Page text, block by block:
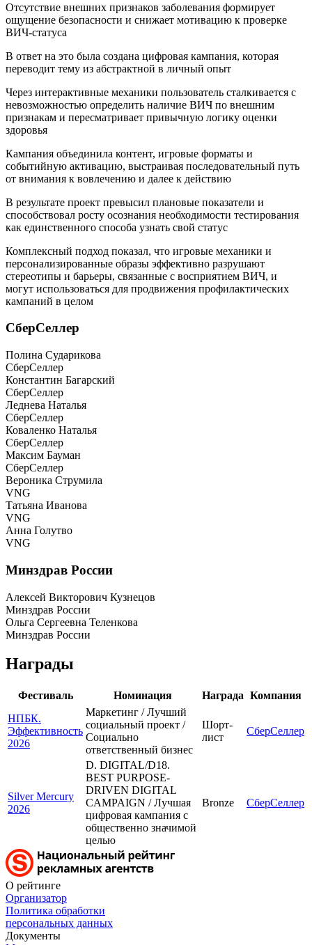
Отсутствие внешних признаков заболевания формирует
ощущение безопасности и снижает мотивацию к проверке
ВИЧ-статуса
В ответ на это была создана цифровая кампания, которая
переводит тему из абстрактной в личный опыт
Через интерактивные механики пользователь сталкивается с
невозможностью определить наличие ВИЧ по внешним
признакам и пересматривает привычную логику оценки
здоровья
Кампания объединила контент, игровые форматы и
событийную активацию, выстраивая последовательный путь
от внимания к вовлечению и далее к действию
В результате проект превысил плановые показатели и
способствовал росту осознания необходимости тестирования
как единственного способа узнать свой статус
Комплексный подход показал, что игровые механики и
персонализированные образы эффективно разрушают
стереотипы и барьеры, связанные с восприятием ВИЧ, и
могут использоваться для продвижения профилактических
кампаний в целом
СберСеллер
Полина Сударикова
СберСеллер
Константин Багарский
СберСеллер
Леднева Наталья
СберСеллер
Коваленко Наталья
СберСеллер
Максим Бауман
СберСеллер
Вероника Струмила
VNG
Татьяна Иванова
VNG
Анна Голутво
VNG
Минздрав России
Алексей Викторович Кузнецов
Минздрав России
Ольга Сергеевна Теленкова
Минздрав России
Награды
Фестиваль Номинация Награда Компания
НПБК.
Эффективность
2026
Маркетинг / Лучший
социальный проект /
Социально
ответственный бизнес
Шорт-
лист
СберСеллер
Silver Mercury
2026
D. DIGITAL/D18.
BEST PURPOSE-
DRIVEN DIGITAL
CAMPAIGN / Лучшая
цифровая кампания с
общественно значимой
целью
Bronze СберСеллер
О рейтинге
Организатор
Политика обработки
персональных данных
Документы